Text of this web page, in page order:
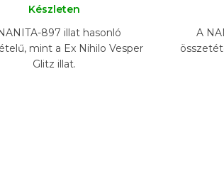
Készleten
897 illat hasonló
mint a Ex Nihilo Vesper
Glitz illat.
A